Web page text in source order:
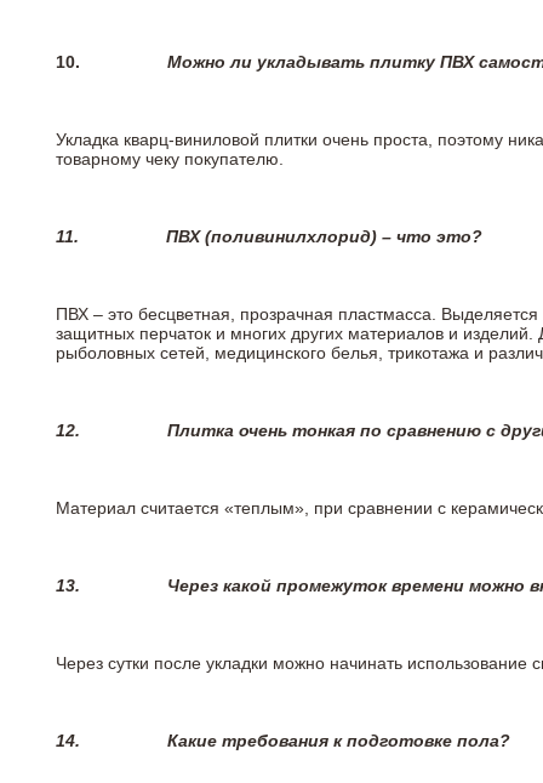
10. Можно ли укладывать плитку ПВХ
Укладка кварц-виниловой плитки очень проста, поэтому
товарному чеку покупателю.
11. ПВХ (поливинилхлорид) – что это?
ПВХ – это бесцветная, прозрачная пластмасса.
защитных перчаток и многих других материалов и
рыболовных сетей, медицинского белья, трикотажа и
12. Плитка очень тонкая по сравнению с
Материал считается «теплым», при сравнении с
13. Через какой промежуток времени можно
Через сутки после укладки можно начинать
14. Какие требования к подготовке пола?